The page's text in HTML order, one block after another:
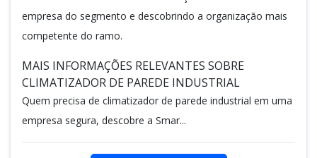
empresa do segmento e descobrindo a organização mais
competente do ramo.
MAIS INFORMAÇÕES RELEVANTES SOBRE
CLIMATIZADOR DE PAREDE INDUSTRIAL
Quem precisa de climatizador de parede industrial em uma
empresa segura, descobre a Smar...